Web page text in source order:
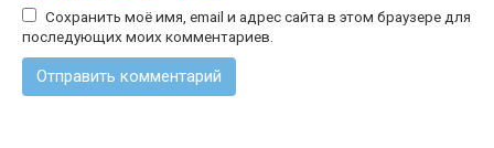
Сохранить моё имя, email и адрес сайта в этом браузере для
последующих моих комментариев.